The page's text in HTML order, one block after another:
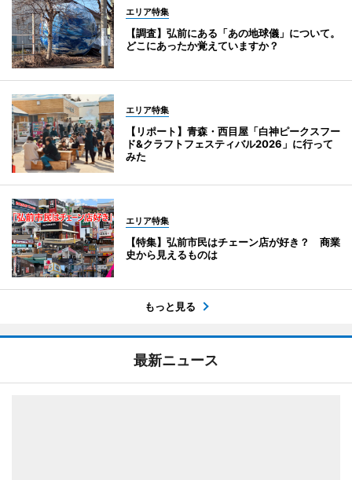
エリア特集
【調査】弘前にある「あの地球儀」について。
どこにあったか覚えていますか？
エリア特集
【リポート】青森・西目屋「白神ピークスフー
ド&クラフトフェスティバル2026」に行って
みた
エリア特集
【特集】弘前市民はチェーン店が好き？ 商業
史から見えるものは
もっと見る
最新ニュース